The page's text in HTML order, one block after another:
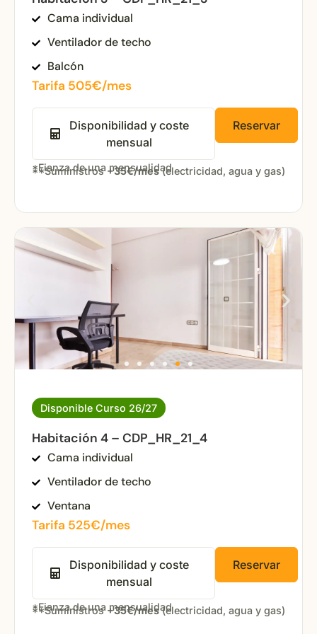
Cama individual
Ventilador de techo
Balcón
Tarifa 505€/mes
Disponibilidad y coste
mensual
Reservar
*Fianza de una mensualidad
**Suministros+35€/mes(electricidad, agua y gas)
Disponible Curso 26/27
Habitación 4 – CDP_HR_21_4
Cama individual
Ventilador de techo
Ventana
Tarifa 525€/mes
Disponibilidad y coste
mensual
Reservar
*Fianza de una mensualidad
**Suministros+35€/mes(electricidad, agua y gas)